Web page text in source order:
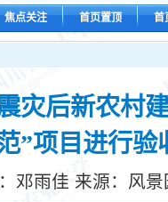
焦点关注 首页置顶 首
灾后新农村
”项目进行验
邓雨佳 来源：风